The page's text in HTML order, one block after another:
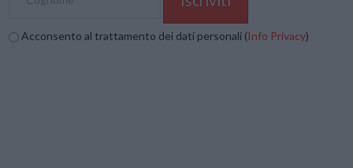
Acconsento al trattamento dei dati personali (Info Privacy)